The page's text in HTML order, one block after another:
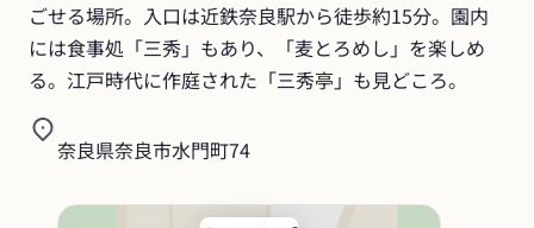
ごせる場所。入口は近鉄奈良駅から徒歩約15分。園内
には食事処「三秀」もあり、「麦とろめし」を楽しめ
る。江戸時代に作庭された「三秀亭」も見どころ。
奈良県奈良市水門町74